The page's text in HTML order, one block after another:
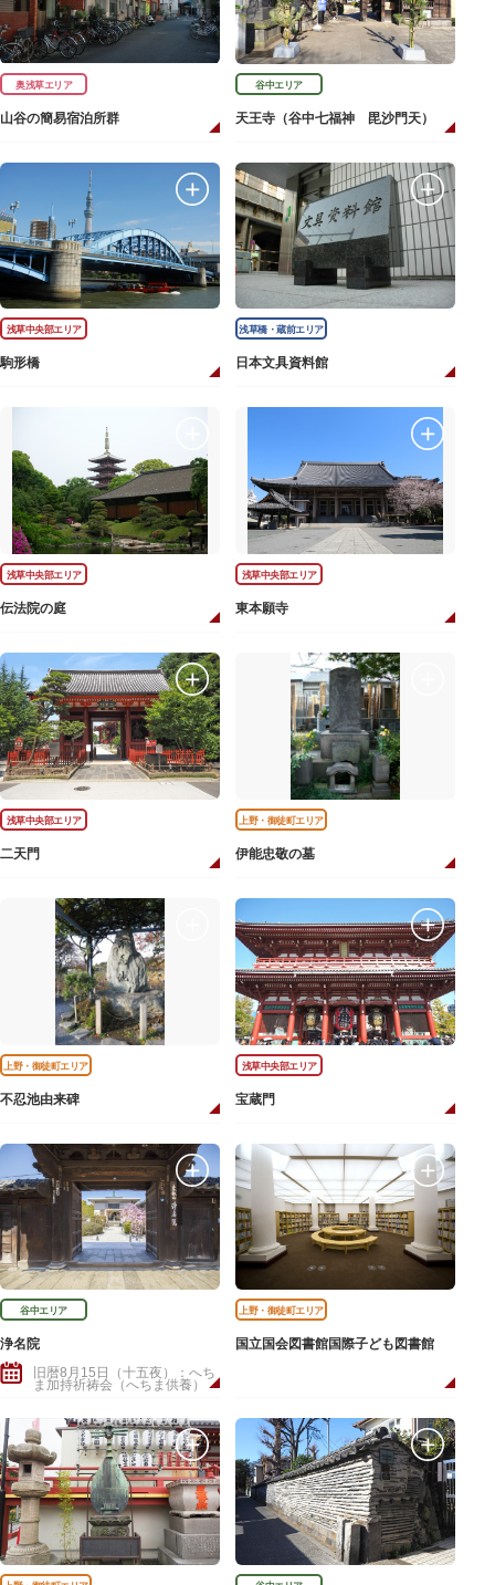
奥浅草エリア
山谷の簡易宿泊所群
谷中エリア
天王寺（谷中七福神 毘沙門天）
浅草中央部エリア
駒形橋
浅草橋・蔵前エリア
日本文具資料館
浅草中央部エリア
伝法院の庭
浅草中央部エリア
東本願寺
浅草中央部エリア
二天門
上野・御徒町エリア
伊能忠敬の墓
上野・御徒町エリア
不忍池由来碑
浅草中央部エリア
宝蔵門
谷中エリア
浄名院
旧暦8月15日（十五夜）：へち
ま加持祈祷会（へちま供養）
上野・御徒町エリア
国立国会図書館国際子ども図書館